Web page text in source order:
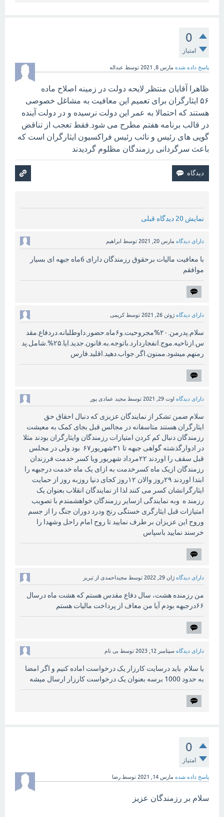
0
امتیاز
پاسخ داده شده مارس 8, 2021 توسط عبداله
ظاهرا آقایان منتظر لایحه دولت در زمینه اصلاح ماده
۵۶ ایثارگران برای تعمیم این معافیت به مشاغل خصوصی
هستند که احتمالا به عمر این دولت نرسیده و در دولت آینده
در قالب برنامه هفتم مطرح می شود.فقط تعجب از تناقض
گویی های رئیس و نائب رئیس فراکسیون ایثارگران است که
باعث سرگردانی رزمندگان مظلوم گردیدند
نمایش 20 دیدگاه قبلی
دارای دیدگاه مارس 20, 2021 توسط ابراهیم
با معافیت مالیات برحقوق رزمندگان دارای 6ماه جبهه ای بسیار
موافقم
دارای دیدگاه ژوئن 26, 2021 توسطکریمی
سلام.پدرمن.۲۰%مجروحیت.و۶ماه.حضور.داوطلبانه.دردفاع.مقد
س.ازناحیه.موج.انفجاردارد.باتوجه.به.قانون.جدید.ایا.۲۵%.شامل.پد
رمنهم.میشود.ممنون.اگر.جواب.دهید.اقلید.فارس
دارای دیدگاه اوت 29, 2021 توسط مجید عمادی پور
سلام ضمن تشکر از نمایندگان عزیزی که دنبال احقاق حق
ایثارگران هستند متاسفانه در مجالس قبل بجای کمک به معیشت
رزمندگان دنبال کم کردن امتیازات رزمندگان وایثارگران بودند مثلا
در ادوارگذشته گواهی جبهه تا ۳۱شهریور۶۷ بود ولی در محلس
قبل سقف را اوردند ۲۲مرداد شهریور ویا کسر خدمت فرزندان
رزمندگان ازیک ماه کسرخدمت به ازای یک ماه خدمت درجبهه را
ابتدا اوردند ۲۹روز والان ۱۲روز کجای دنیا روزبه روز از حمایت
ایثارگرانشان کسر می کنند لذا از نمایندگان انقلاب بعنوان یک
رزمند ه وبه نمایندگی ازسایر رزمندگان خواهشمندم با تصویب
امتیازات قبل ایثارگری خستگی رنج ودرد دوران جنگ را از جسم
وروح این عزیزان بر طرف نمایید تا روح امام راحل وشهدا را
خرسند نمایید باسپاس
دارای دیدگاه ژان 29, 2022 توسط مجیداحمدی از تبریز
من رزمنده هشت، سال دفاع مقدس هستم که هشت ماه درسال
۶۶درجبهه بودم آیا من معاف از پرداخت مالیات هستم
دارای دیدگاه سپتامبر 12, 2023 توسط بی نام
با سلام باید درسایت کارزار یک درخواست اماده کنیم و اگر امضا
به حدود 1000 برسه بعنوان یک درخواست کارزار ارسال میشه
0
امتیاز
پاسخ داده شده مارس 14, 2021 توسط رضا
سلام بر رزمندگان عزیز